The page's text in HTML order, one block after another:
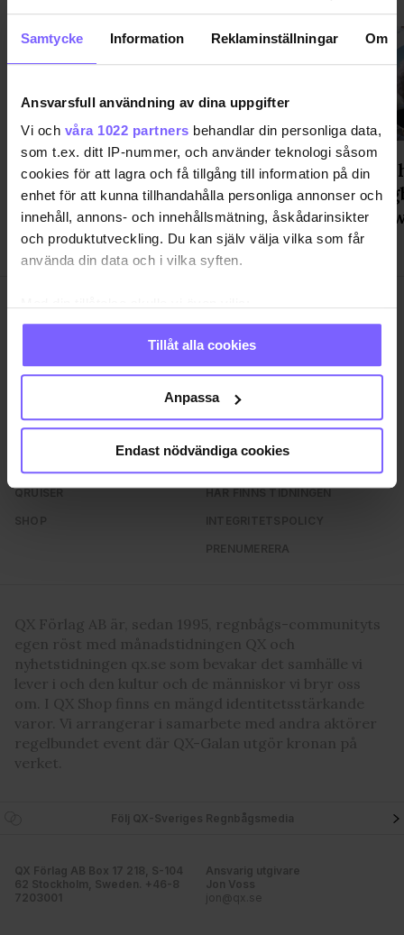
Samtycke Information Reklaminställningar Om
Ansvarsfull användning av dina uppgifter
Vi och våra 1022 partners behandlar din personliga data,
som t.ex. ditt IP-nummer, och använder teknologi såsom
cookies för att lagra och få tillgång till information på din
enhet för att kunna tillhandahålla personliga annonser och
innehåll, annons- och innehållsmätning, åskådarinsikter
och produktutveckling. Du kan själv välja vilka som får
använda din data och i vilka syften.
Samla in information om din geografiska plats
som kan ha en noggrannhet på upp till flera meter
Identifiera din enhet genom att aktivt skanna den
för specifika kännetecken (fingeravtryck)
Ta reda på mer om hur dina personliga uppgifter
Du kan ändra eller dra tillbaka ditt samtycke när som
helst från cookie-förklaringen.
Vi använder enhetsidentifierare för att anpassa innehållet
och annonserna till användarna, tillhandahålla funktioner
annons- och analysföretag som vi samarbetar med.
Dessa kan i sin tur kombinera informationen med annan
information som du har tillhandahållit eller som de har
samlat in när du har använt deras tjänster. Du godkänner
våra cookies vid fortsatt användande av vår webbplats.
Tillåt alla cookies
Anpassa
Endast nödvändiga cookies
WorldPride avslutas med parad,
popfest och upprop för
demokratin
"Möter
med
SAMHÄLLE
QRUISER
SHOP
ANNONSERA
OM OSS
HÄR FINNS TIDNINGEN
PRENUMERERA
QX Förlag AB är, sedan 1995, regnbågs-communityts
egen röst med månadstidningen QX och
nyhetstidningen qx.se som bevakar det samhälle vi
lever i och den kultur och de människor vi bryr oss
om. I QX Shop finns en mängd identitetsstärkande
varor. Vi arrangerar i samarbete med andra aktörer
regelbundet event där QX-Galan utgör kronan på
verket.
Följ QX-Sveriges Regnbågsmedia
QX Förlag AB Box 17 218, S-104
62 Stockholm, Sweden. +46-8
7203001
Ansvarig utgivare
Jon Voss
jon@qx.se